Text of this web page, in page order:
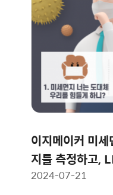
이지메이커 미
지를 측정하고,
2024-07-21